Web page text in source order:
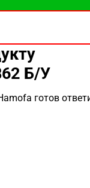
Б/У
готов